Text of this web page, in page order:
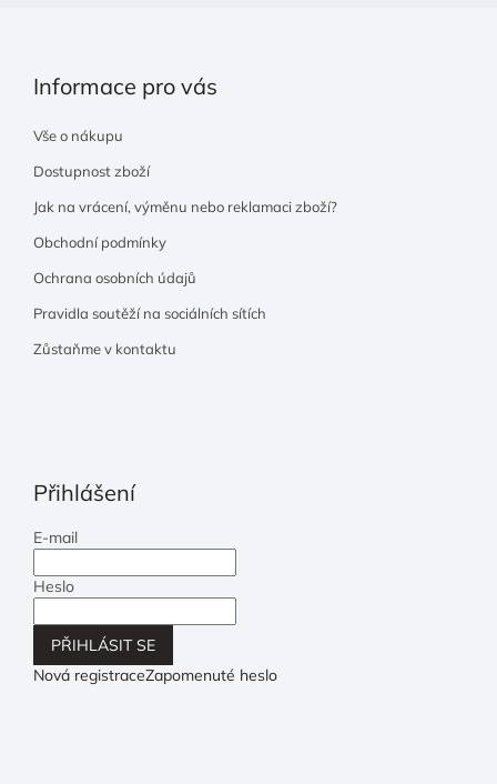
Informace pro vás
Vše o nákupu
Dostupnost zboží
Jak na vrácení, výměnu nebo reklamaci zboží?
Obchodní podmínky
Ochrana osobních údajů
Pravidla soutěží na sociálních sítích
Zůstaňme v kontaktu
Přihlášení
E-mail
Heslo
PŘIHLÁSIT SE
Nová registraceZapomenuté heslo